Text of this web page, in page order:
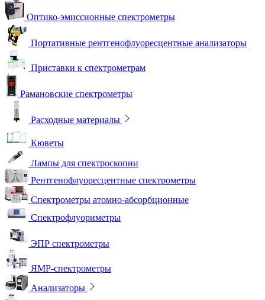
Оптико-эмиссионные спектрометры
Портативные рентгенофлуоресцентные анализаторы
Приставки к спектрометрам
Рамановские спектрометры
Расходные материалы
Кюветы
Лампы для спектроскопии
Рентгенофлуоресцентные спектрометры
Спектрометры атомно-абсорбционные
Спектрофлуориметры
ЭПР спектрометры
ЯМР-спектрометры
Анализаторы